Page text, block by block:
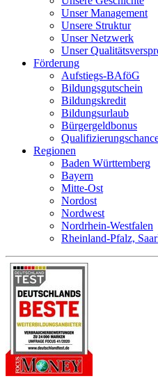
Unser Management
Unsere Struktur
Unser Netzwerk
Unser
Förderung
Aufstiegs-BAföG
Bildungsgutschein
Bildungskredit
Bildungsurlaub
Bürgergeldbonus
Regionen
Baden Württemberg
Bayern
Mitte-Ost
Nordost
Nordwest
Nordrhein-Westfalen
Rheinland-Pfalz,